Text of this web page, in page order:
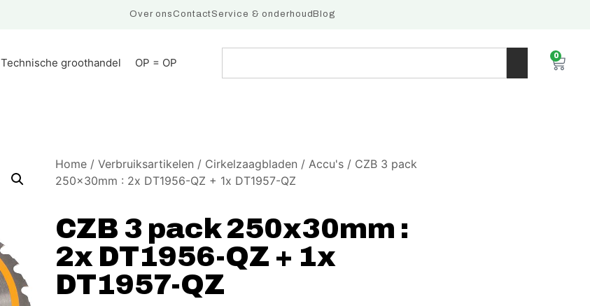
Over onsContactService & onderhoudBlog
Technische groothandel OP = OP
0
Home / Verbruiksartikelen / Cirkelzaagbladen / Accu's / CZB 3 pack
250x30mm : 2x DT1956-QZ + 1x DT1957-QZ
CZB 3 pack 250x30mm :
2x DT1956-QZ + 1x
DT1957-QZ